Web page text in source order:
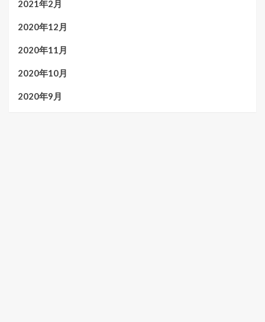
2021年2月
2020年12月
2020年11月
2020年10月
2020年9月